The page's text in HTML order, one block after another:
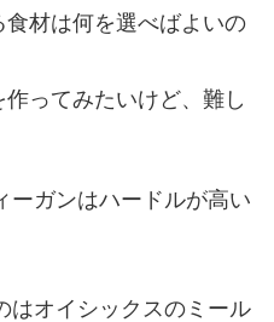
材は何を選べばよいの
ってみたいけど、難し
ーガンはハードルが高い
はオイシックスのミール